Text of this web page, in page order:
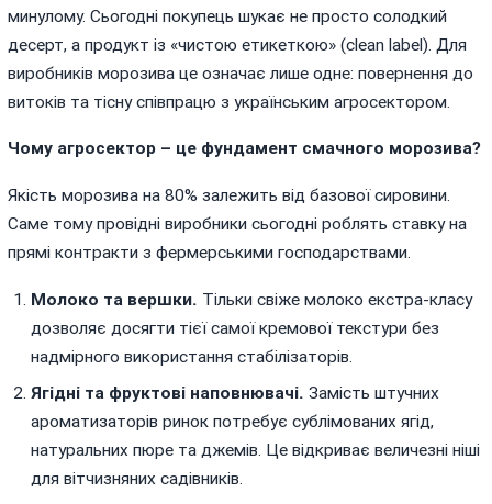
минулому. Сьогодні покупець шукає не просто солодкий
десерт, а продукт із «чистою етикеткою» (clean label). Для
виробниківморозива це означає лише одне: повернення до
витоків та тісну співпрацю з українським агросектором.
Чому агросектор – це фундамент смачного морозива?
Якість морозива на 80% залежить від базової сировини.
Саме тому провідні виробники сьогодні роблять ставку на
прямі контракти з фермерськими господарствами.
Молоко та вершки. Тільки свіже молоко екстра-класу
дозволяє досягти тієї самої кремової текстури без
надмірного використання стабілізаторів.
Ягідні та фруктові наповнювачі. Замість штучних
ароматизаторів ринок потребує сублімованих ягід,
натуральних пюре та джемів. Це відкриває величезні ніші
для вітчизняних садівників.